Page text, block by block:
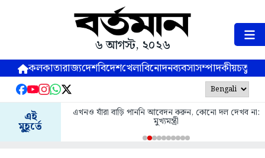
৬ আগস্ট, ২০২৬
কলকাতারাজ্যদেশবিদেশখেলাবিনোদনব্যবসাসম্পাদকীয়
এই
মুহূর্তে
এখনও যাঁরা বাড়ি পাননি আবেদন করুন, কোনো দল দেখব না:
মুখ্যমন্ত্রী